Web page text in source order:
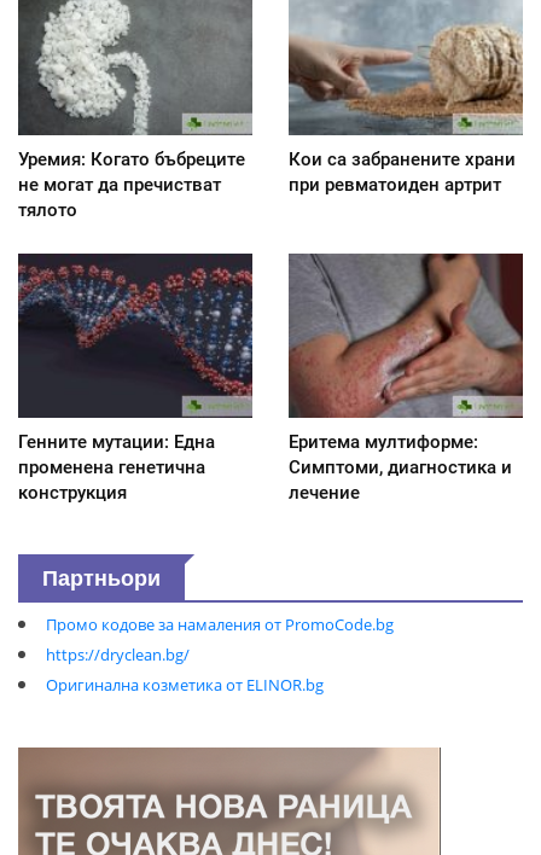
Уремия: Когато бъбреците
не могат да пречистват
тялото
Кои са забранените храни
при ревматоиден артрит
Генните мутации: Една
променена генетична
конструкция
Еритема мултиформе:
Симптоми, диагностика и
лечение
Партньори
Промо кодове за намаления от PromoCode.bg
https://dryclean.bg/
Оригинална козметика от ELINOR.bg